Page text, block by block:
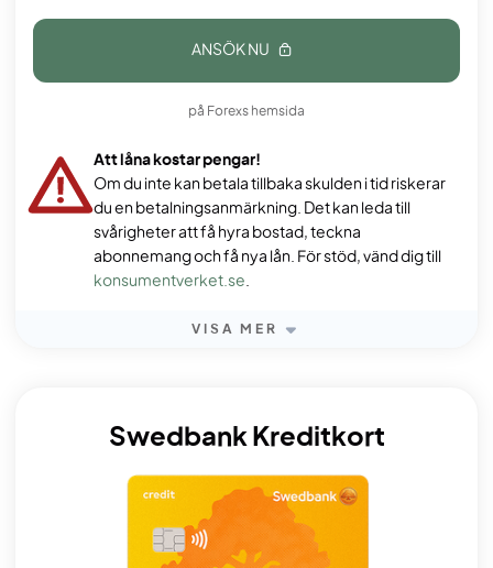
ANSÖK NU
på Forexs hemsida
Att låna kostar pengar!
Om du inte kan betala tillbaka skulden i tid riskerar
du en betalningsanmärkning. Det kan leda till
svårigheter att få hyra bostad, teckna
abonnemang och få nya lån. För stöd, vänd dig till
konsumentverket.se.
VISA MER
Swedbank Kreditkort